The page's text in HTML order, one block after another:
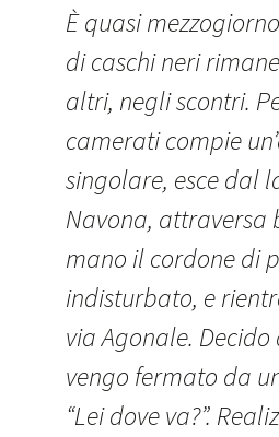
È quasi
di caschi neri
altri, negli scontri.
camerati compie
singolare, esce dal
Navona, attraversa
mano il cordone di
indisturbato, e
via Agonale.
vengo fermato da
“Lei dove va?”.